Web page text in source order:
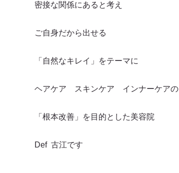
密接な関係にあると考え
ご自身だから出せる
「自然なキレイ」をテーマに
ヘアケア スキンケア インナーケアの
「根本改善」を目的とした美容院
Def 古江です